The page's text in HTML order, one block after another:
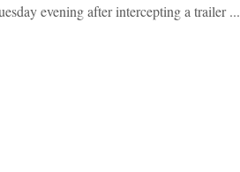
evening after intercepting a trailer ...